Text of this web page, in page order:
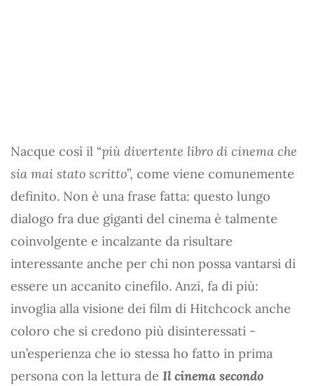
Nacque così il “più divertente libro di cinema che
sia mai stato scritto”, come viene comunemente
definito. Non è una frase fatta: questo lungo
dialogo fra due giganti del cinema è talmente
coinvolgente e incalzante da risultare
interessante anche per chi non possa vantarsi di
essere un accanito cinefilo. Anzi, fa di più:
invoglia alla visione dei film di Hitchcock anche
coloro che si credono più disinteressati -
un’esperienza che io stessa ho fatto in prima
persona con la lettura de Il cinema secondo